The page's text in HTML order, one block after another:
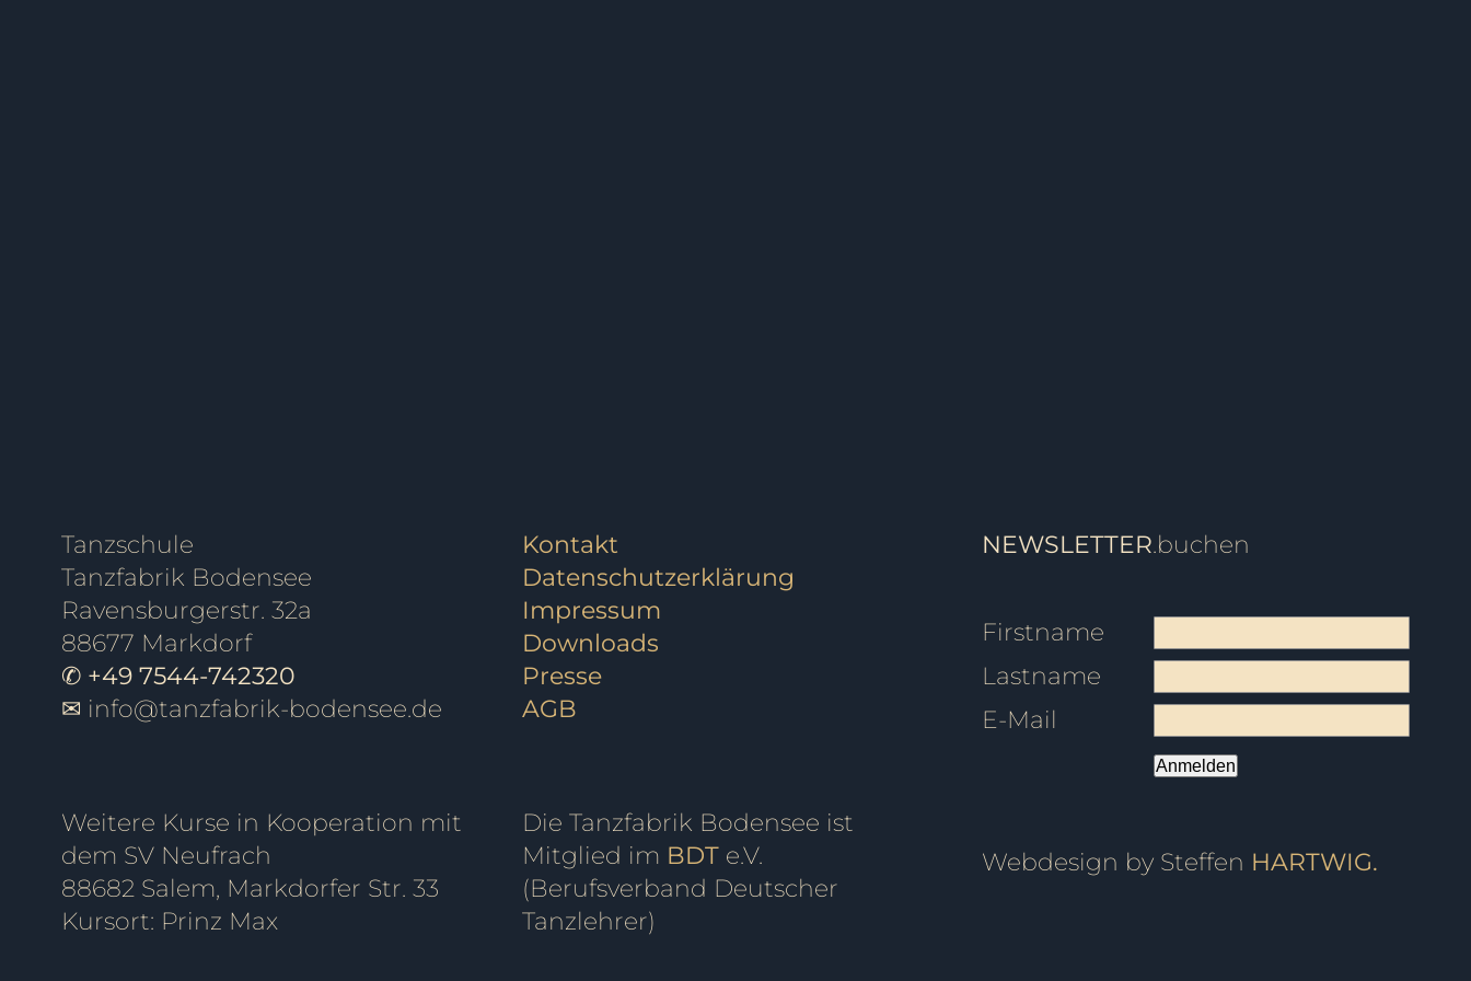
Tanzschule
Tanzfabrik Bodensee
Ravensburgerstr. 32a
88677 Markdorf
✆ +49 7544-742320
✉ info@tanzfabrik-bodensee.de
Weitere Kurse in Kooperation mit
dem SV Neufrach
88682 Salem, Markdorfer Str. 33
Kursort: Prinz Max
Kontakt
Datenschutzerklärung
Impressum
Downloads
Presse
AGB
Die Tanzfabrik Bodensee ist
Mitglied im BDT e.V.
(Berufsverband Deutscher
Tanzlehrer)
NEWSLETTER.buchen
Firstname
Lastname
E-Mail
Anmelden
Webdesign by Steffen HARTWIG.